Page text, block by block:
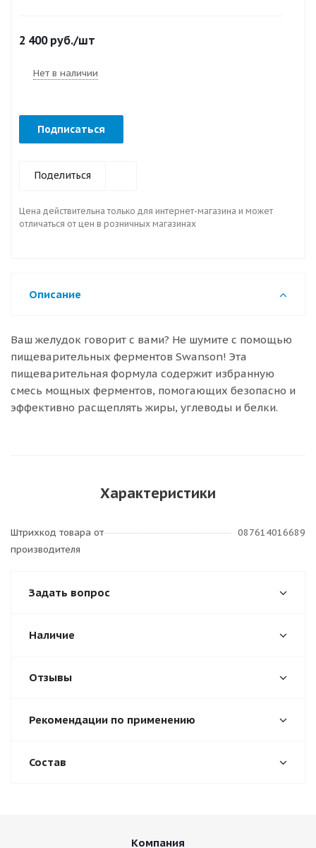
2 400руб./шт
Нет в наличии
Подписаться
Поделиться
Цена действительна только для интернет-магазина и может
отличаться от цен в розничных магазинах
Описание
Ваш желудок говорит с вами? Не шумите с помощью
пищеварительных ферментов Swanson! Эта
пищеварительная формула содержит избранную
смесь мощных ферментов, помогающих безопасно и
эффективно расщеплять жиры, углеводы и белки.
Характеристики
Штрихкод товара от
производителя
087614016689
Задать вопрос
Наличие
Отзывы
Рекомендации по применению
Состав
Компания